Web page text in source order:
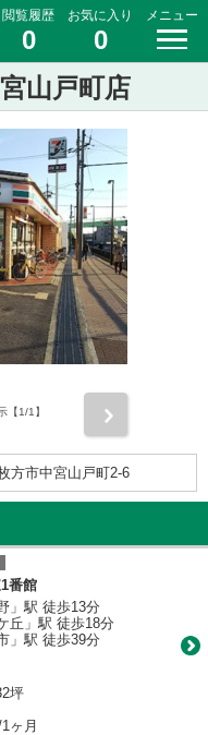
閲覧履歴
0
お気に入り
0
メニュー
山戸町店
【1/1】
方市中宮山戸町2-6
番館
」駅 徒歩13分
丘」駅 徒歩18分
」駅 徒歩39分
坪
ヶ月